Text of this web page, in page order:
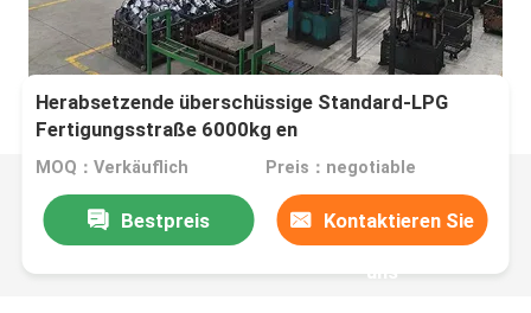
Herabsetzende überschüssige Standard-LPG
Fertigungsstraße 6000kg en
MOQ：Verkäuflich Preis：negotiable
Bestpreis Kontaktieren Sie
uns